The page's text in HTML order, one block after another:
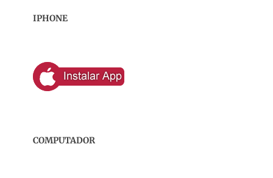
IPHONE
COMPUTADOR